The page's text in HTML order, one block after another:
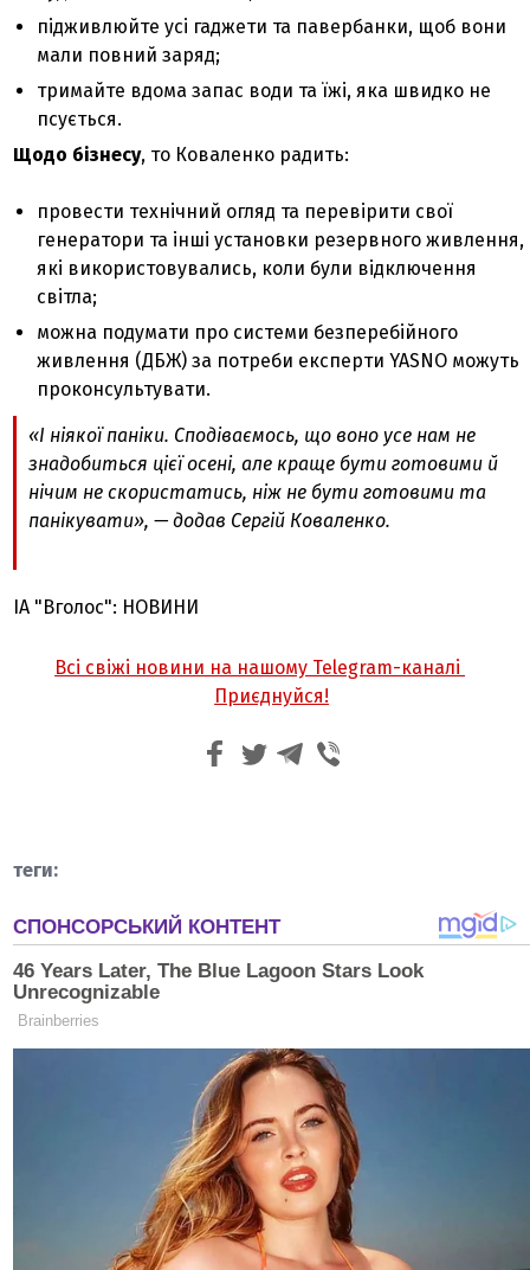
підживлюйте усі гаджети та павербанки, щоб вони
мали повний заряд;
тримайте вдома запас води та їжі, яка швидко не
псується.
Щодо бізнесу, то Коваленко радить:
провести технічний огляд та перевірити свої
генератори та інші установки резервного живлення,
які використовувались, коли були відключення
світла;
можна подумати про системи безперебійного
живлення (ДБЖ) за потреби експерти YASNO можуть
проконсультувати.
«І ніякої паніки. Сподіваємось, що воно усе нам не
знадобиться цієї осені, але краще бути готовими й
нічим не скористатись, ніж не бути готовими та
панікувати», — додав Сергій Коваленко.
ІА "Вголос": НОВИНИ
Всі свіжі новини на нашому Telegram-каналі
Приєднуйся!